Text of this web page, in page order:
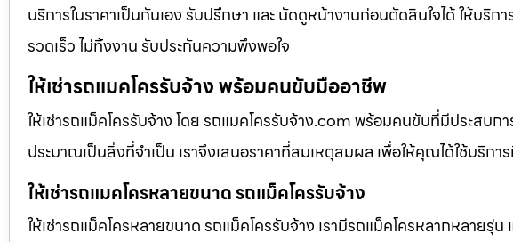
บริการในราคาเป็นกันเอง รับปรึกษา และ นัดดูหน้างานก่อนตัดสินใจได้ ให้บ
รวดเร็ว ไม่ทิ้งงาน รับประกันความพึงพอใจ
ให้เช่ารถแมคโครรับจ้าง พร้อมคนขับมืออาชีพ
ให้เช่ารถแม็คโครรับจ้าง โดย รถแมคโครรับจ้าง.com พร้อมคนขับที่มีประสบ
ประมาณเป็นสิ่งที่จำเป็น เราจึงเสนอราคาที่สมเหตุสมผล เพื่อให้คุณได้ใช้บริก
ให้เช่ารถแมคโครหลายขนาด รถแม็คโครรับจ้าง
ให้เช่ารถแม็คโครหลายขนาด รถแม็คโครรับจ้าง เรามีรถแม็คโครหลากหลาย